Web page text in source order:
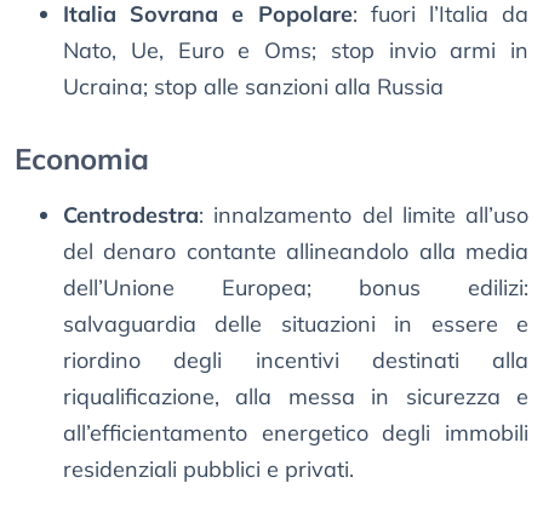
Italia Sovrana e Popolare: fuori l’Italia da
Nato, Ue, Euro e Oms; stop invio armi in
Ucraina; stop alle sanzioni alla Russia
Economia
Centrodestra: innalzamento del limite all’uso
del denaro contante allineandolo alla media
dell’Unione Europea; bonus edilizi:
salvaguardia delle situazioni in essere e
riordino degli incentivi destinati alla
riqualificazione, alla messa in sicurezza e
all’efficientamento energetico degli immobili
residenziali pubblici e privati.